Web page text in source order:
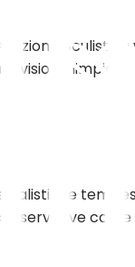
visione limpida.
come il